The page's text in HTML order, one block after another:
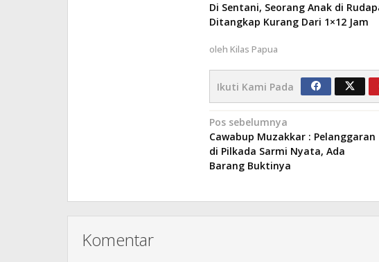
Di Sentani, Seorang Anak di
Ditangkap Kurang Dari 1×12 Jam
oleh Kilas Papua
Ikuti Kami Pada
Navigasi
pos
Pos sebelumnya
Cawabup Muzakkar : Pelanggaran
di Pilkada Sarmi Nyata, Ada
Barang Buktinya
Komentar